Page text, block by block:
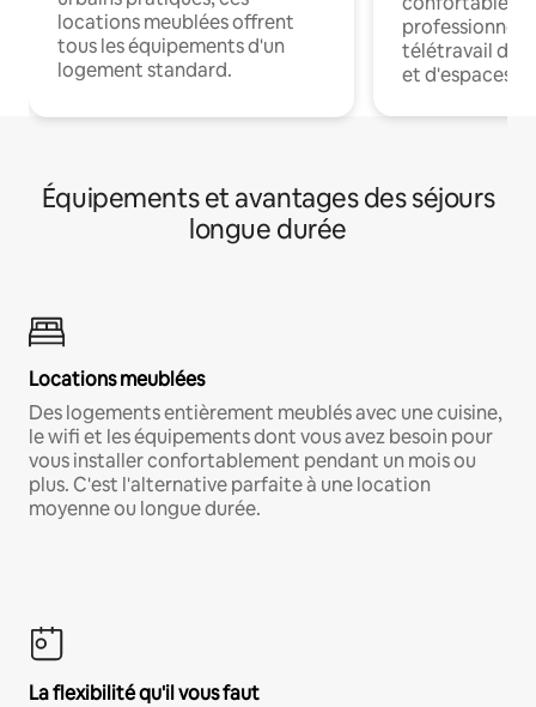
locations meublées offrent
tous les équipements d'un
logement standard.
professionnels
télétravail
et d'espaces
Équipements et avantages des séjours
longue durée
Locations meublées
Des logements entièrement meublés avec une cuisine,
le wifi et les équipements dont vous avez besoin pour
vous installer confortablement pendant un mois ou
plus. C'est l'alternative parfaite à une location
moyenne ou longue durée.
La flexibilité qu'il vous faut